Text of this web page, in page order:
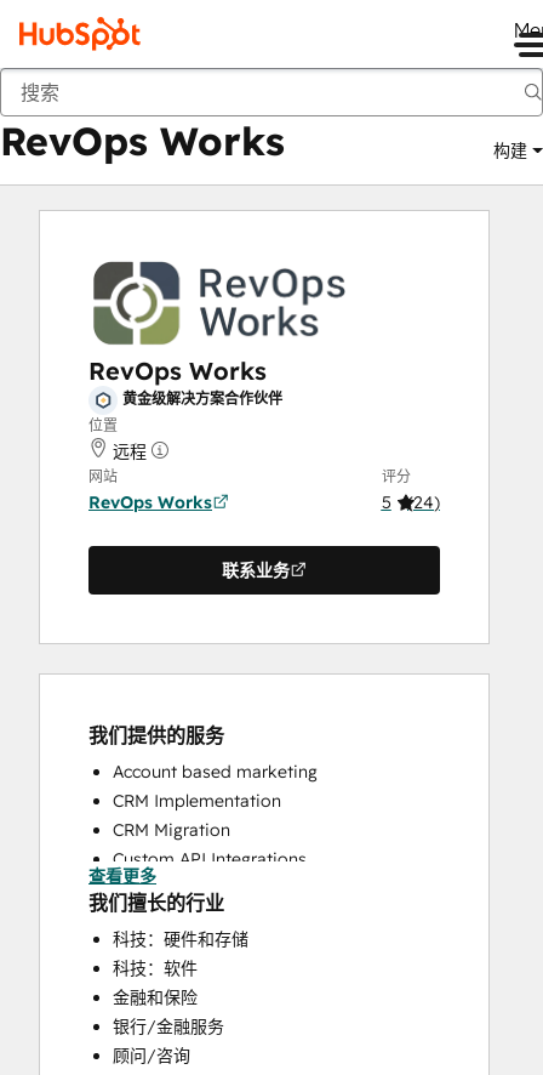
商城 解决方案合作伙伴
RevOps Works 构建
RevOps Works
黄金级解决方案合作伙伴
位置
远程
网站
RevOps Works
评分
5 (24)
联系业务
我们提供的服务
Account based marketing
CRM Implementation
CRM Migration
Custom API Integrations
Customer Marketing
Customer Success Training
Customer Support Training
Customer Survey and Analysis
Email Marketing
Full Inbound Marketing Services
Help Desk Implementation
查看更多
我们擅长的行业
科技：硬件和存储
科技：软件
金融和保险
银行/金融服务
顾问/咨询